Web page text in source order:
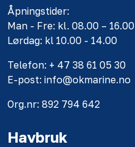
Åpningstider:
Man - Fre: kl. 08.00 – 16.00
Lørdag: kl 10.00 - 14.00
Telefon: + 47 38 61 05 30
E-post: info@okmarine.no
Org.nr: 892 794 642
Havbruk